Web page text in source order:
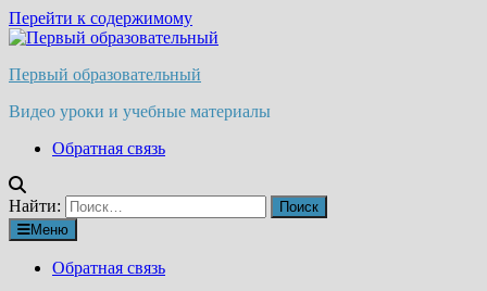
Перейти к содержимому
Первый образовательный
Видео уроки и учебные материалы
Обратная связь
Найти:
Меню
Обратная связь